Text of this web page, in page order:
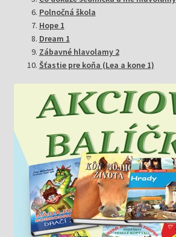
Polnočná škola
Hope 1
Dream 1
Zábavné hlavolamy 2
Šťastie pre koňa (Lea a kone 1)